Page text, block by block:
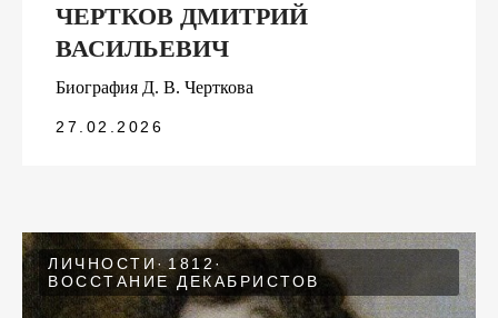
ЧЕРТКОВ ДМИТРИЙ
ВАСИЛЬЕВИЧ
Биография Д. В. Черткова
27.02.2026
ЛИЧНОСТИ
1812
ВОССТАНИЕ ДЕКАБРИСТОВ